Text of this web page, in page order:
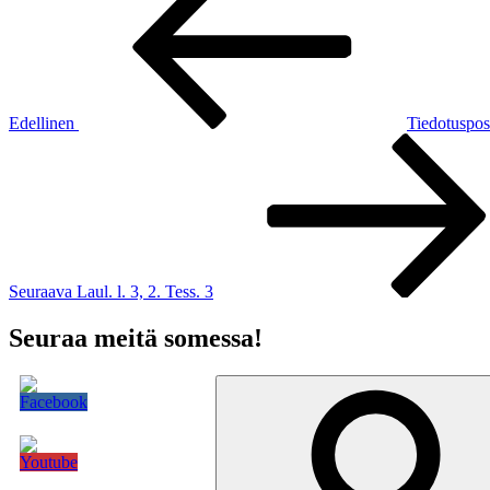
Edellinen
Seuraava Laul. l. 3, 2. Tess. 3
Seuraa meitä somessa!
Etsi: